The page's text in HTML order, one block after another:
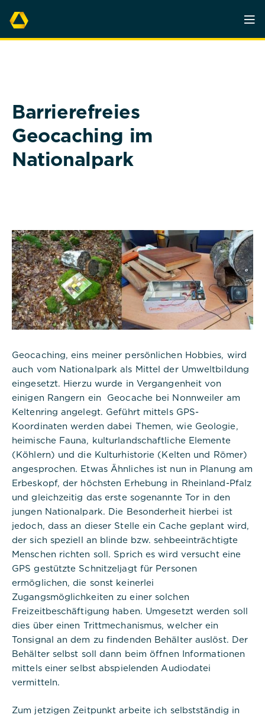
Barrierefreies
Geocaching im
Nationalpark
Geocaching, eins meiner persönlichen Hobbies, wird
auch vom Nationalpark als Mittel der Umweltbildung
eingesetzt. Hierzu wurde in Vergangenheit von
einigen Rangern ein Geocache bei Nonnweiler am
Keltenring angelegt. Geführt mittels GPS-
Koordinaten werden dabei Themen, wie Geologie,
heimische Fauna, kulturlandschaftliche Elemente
(Köhlern) und die Kulturhistorie (Kelten und Römer)
angesprochen. Etwas Ähnliches ist nun in Planung am
Erbeskopf, der höchsten Erhebung in Rheinland-Pfalz
und gleichzeitig das erste sogenannte Tor in den
jungen Nationalpark. Die Besonderheit hierbei ist
jedoch, dass an dieser Stelle ein Cache geplant wird,
der sich speziell an blinde bzw. sehbeeinträchtigte
Menschen richten soll. Sprich es wird versucht eine
GPS gestützte Schnitzeljagt für Personen
ermöglichen, die sonst keinerlei
Zugangsmöglichkeiten zu einer solchen
Freizeitbeschäftigung haben. Umgesetzt werden soll
dies über einen Trittmechanismus, welcher ein
Tonsignal an dem zu findenden Behälter auslöst. Der
Behälter selbst soll dann beim öffnen Informationen
mittels einer selbst abspielenden Audiodatei
vermitteln.
Zum jetzigen Zeitpunkt arbeite ich selbstständig in